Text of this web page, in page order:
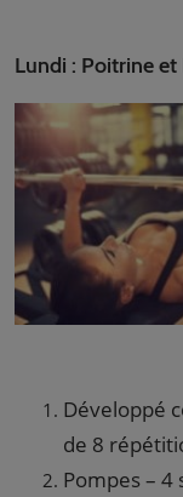
Lundi : Poitrine et
Développé
de 8
Pompes – 4